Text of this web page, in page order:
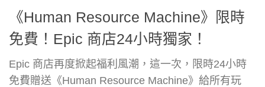
《Human Resource Machine》限時
免費！Epic 商店24小時獨家！
Epic 商店再度掀起福利風潮，這一次，限時24小時
免費贈送《Human Resource Machine》給所有玩